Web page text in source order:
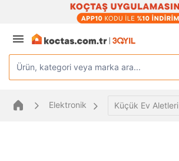
Ürün, kategori veya marka ara...
Elektronik Küçük Ev Aletleri